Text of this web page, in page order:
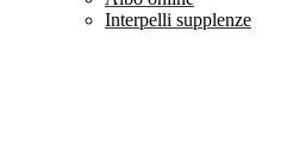
Interpelli supplenze